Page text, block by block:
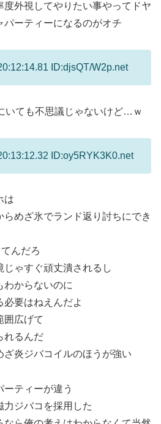
外視してやりたい事やってドヤ
パーティーになるのがオチ
ID:djsQT/W2p.net
いても不思議じゃないけど…ｗ
ID:oy5RYK3K0.net
は
めざ氷でランド返り討ちにでき
んだろ
ゃすぐ頑丈潰されるし
わからないのに
必要はねえんだよ
囲広げて
れるんだ
炎ジバコイルのほうが強い
ティーが違う
ジバコを採用した